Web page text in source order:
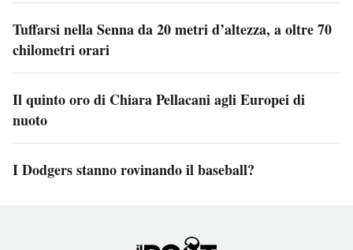
Tuffarsi nella Senna da 20 metri d’altezza, a oltre 70
chilometri orari
Il quinto oro di Chiara Pellacani agli Europei di
nuoto
I Dodgers stanno rovinando il baseball?